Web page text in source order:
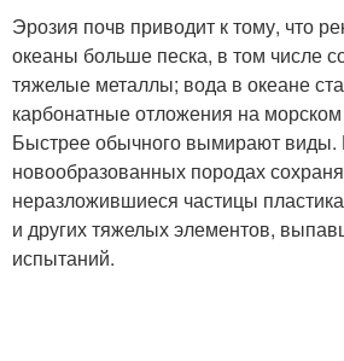
Эрозия почв приводит к тому, что
океаны больше песка, в том числе
тяжелые металлы; вода в океане
карбонатные отложения на
Быстрее обычного вымирают виды.
новообразованных породах
неразложившиеся частицы
и других тяжелых элементов,
испытаний.